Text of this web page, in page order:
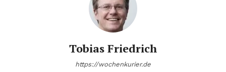
Tobias Friedrich
https://wochenkurier.de